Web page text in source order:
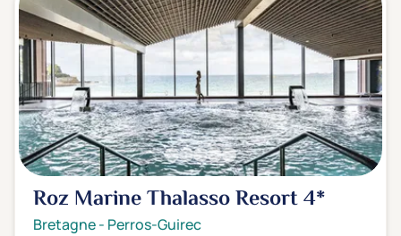
Roz Marine Thalasso Resort4*
Bretagne- Perros-Guirec